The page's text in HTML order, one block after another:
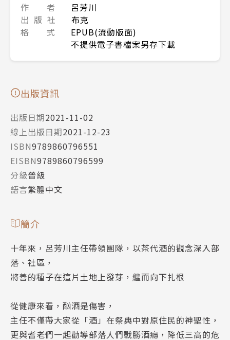
作 者
呂芳川
出 版 社
布克
格 式
EPUB(流動版面)
不提供電子書檔案另存下載
出版資訊
出版日期2021-11-02
線上出版日期2021-12-23
ISBN9789860796551
EISBN9789860796599
分級普級
語言繁體中文
簡介
十年來，呂芳川主任帶領團隊，以茶代酒的觀念深入部
落、社區，
將善的種子在這片土地上發芽，繼而向下扎根
從健康來看，酗酒是傷害，
主任不僅帶大家從「酒」在祭典中對原住民的神聖性，
更與耆老們一起勸導部落人們戰勝酒癮，降低三高的危